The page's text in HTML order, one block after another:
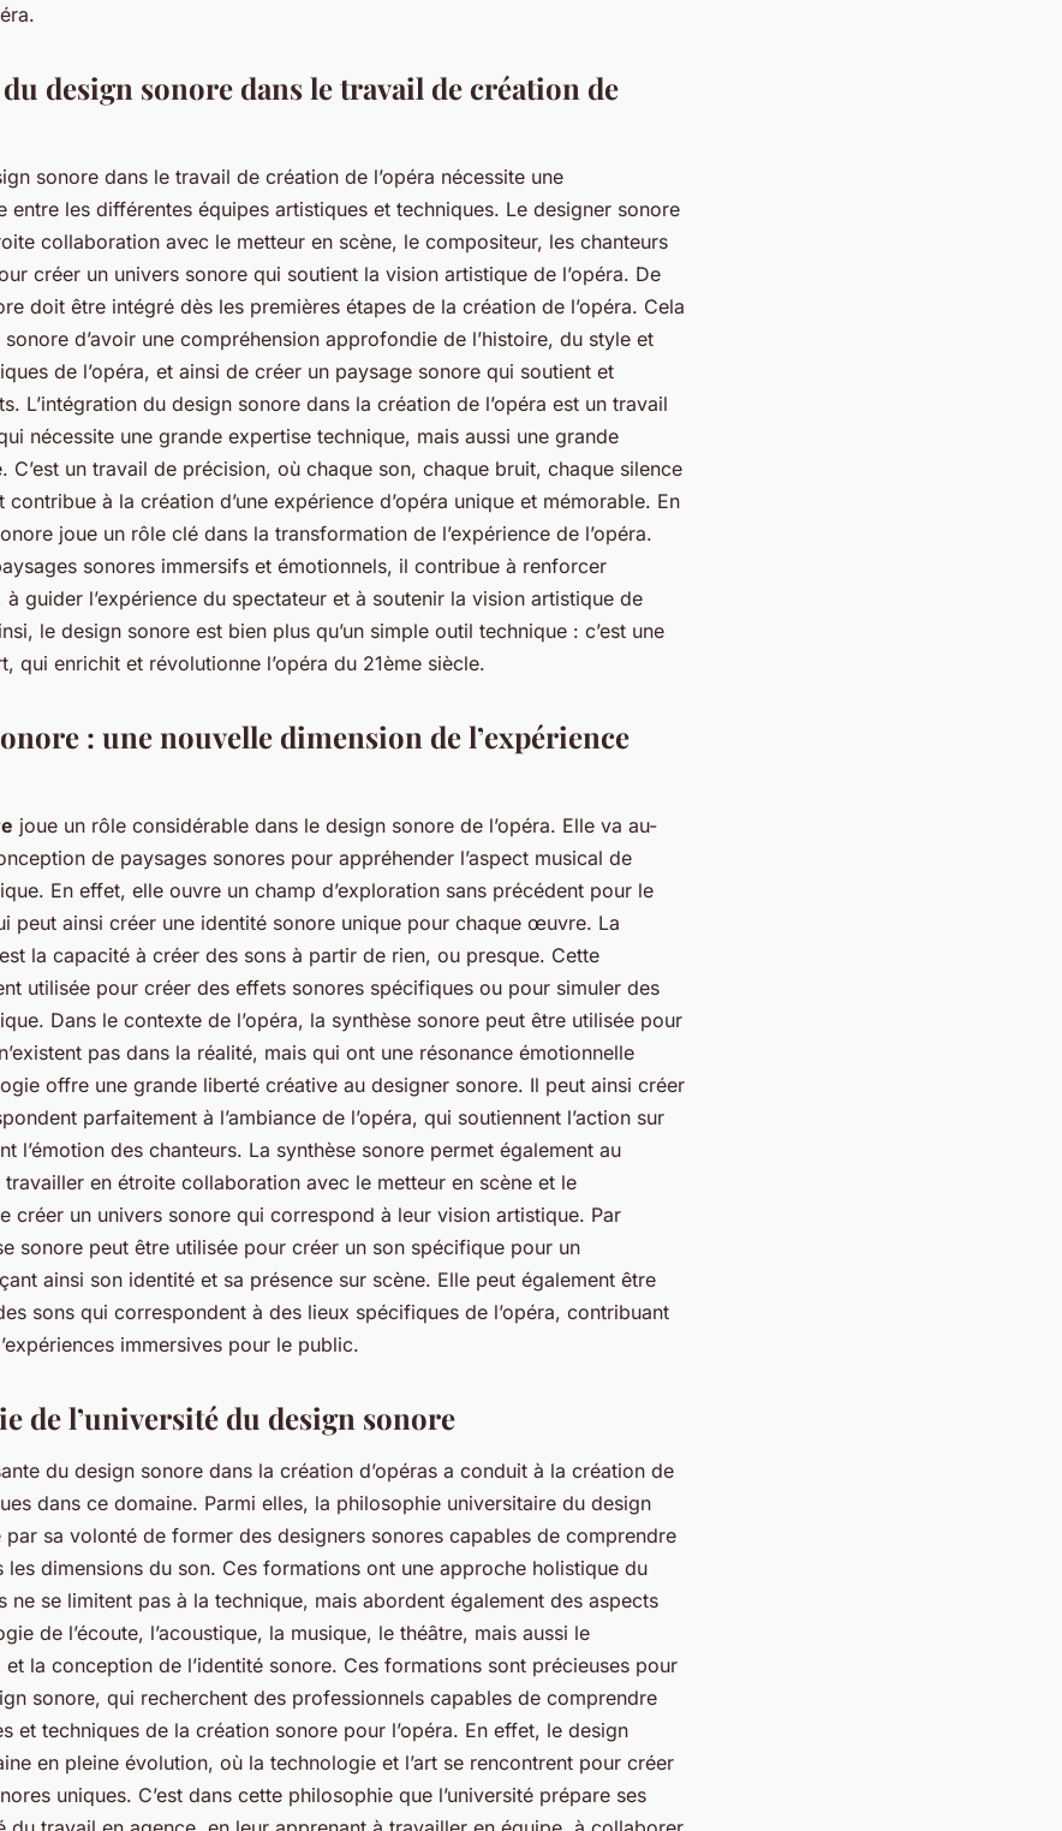
design sonore dans le travail de création de
sonore dans le travail de création de l’opéra nécessite une
entre les différentes équipes artistiques et techniques. Le designer sonore
collaboration avec le metteur en scène, le compositeur, les chanteurs
créer un univers sonore qui soutient la vision artistique de l’opéra. De
doit être intégré dès les premières étapes de la création de l’opéra. Cela
d’avoir une compréhension approfondie de l’histoire, du style et
de l’opéra, et ainsi de créer un paysage sonore qui soutient et
L’intégration du design sonore dans la création de l’opéra est un travail
nécessite une grande expertise technique, mais aussi une grande
C’est un travail de précision, où chaque son, chaque bruit, chaque silence
à la création d’une expérience d’opéra unique et mémorable. En
joue un rôle clé dans la transformation de l’expérience de l’opéra.
sonores immersifs et émotionnels, il contribue à renforcer
à guider l’expérience du spectateur et à soutenir la vision artistique de
le design sonore est bien plus qu’un simple outil technique : c’est une
qui enrichit et révolutionne l’opéra du 21ème siècle.
: une nouvelle dimension de l’expérience
joue un rôle considérable dans le design sonore de l’opéra. Elle va au-
de paysages sonores pour appréhender l’aspect musical de
En effet, elle ouvre un champ d’exploration sans précédent pour le
peut ainsi créer une identité sonore unique pour chaque œuvre. La
la capacité à créer des sons à partir de rien, ou presque. Cette
utilisée pour créer des effets sonores spécifiques ou pour simuler des
Dans le contexte de l’opéra, la synthèse sonore peut être utilisée pour
pas dans la réalité, mais qui ont une résonance émotionnelle
offre une grande liberté créative au designer sonore. Il peut ainsi créer
parfaitement à l’ambiance de l’opéra, qui soutiennent l’action sur
l’émotion des chanteurs. La synthèse sonore permet également au
en étroite collaboration avec le metteur en scène et le
créer un univers sonore qui correspond à leur vision artistique. Par
sonore peut être utilisée pour créer un son spécifique pour un
ainsi son identité et sa présence sur scène. Elle peut également être
sons qui correspondent à des lieux spécifiques de l’opéra, contribuant
immersives pour le public.
de l’université du design sonore
du design sonore dans la création d’opéras a conduit à la création de
dans ce domaine. Parmi elles, la philosophie universitaire du design
par sa volonté de former des designers sonores capables de comprendre
les dimensions du son. Ces formations ont une approche holistique du
ne se limitent pas à la technique, mais abordent également des aspects
de l’écoute, l’acoustique, la musique, le théâtre, mais aussi le
la conception de l’identité sonore. Ces formations sont précieuses pour
sonore, qui recherchent des professionnels capables de comprendre
et techniques de la création sonore pour l’opéra. En effet, le design
en pleine évolution, où la technologie et l’art se rencontrent pour créer
uniques. C’est dans cette philosophie que l’université prépare ses